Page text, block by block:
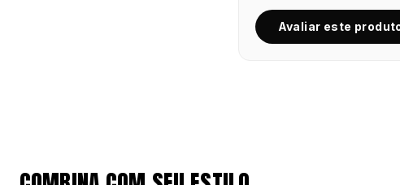
Avaliar este